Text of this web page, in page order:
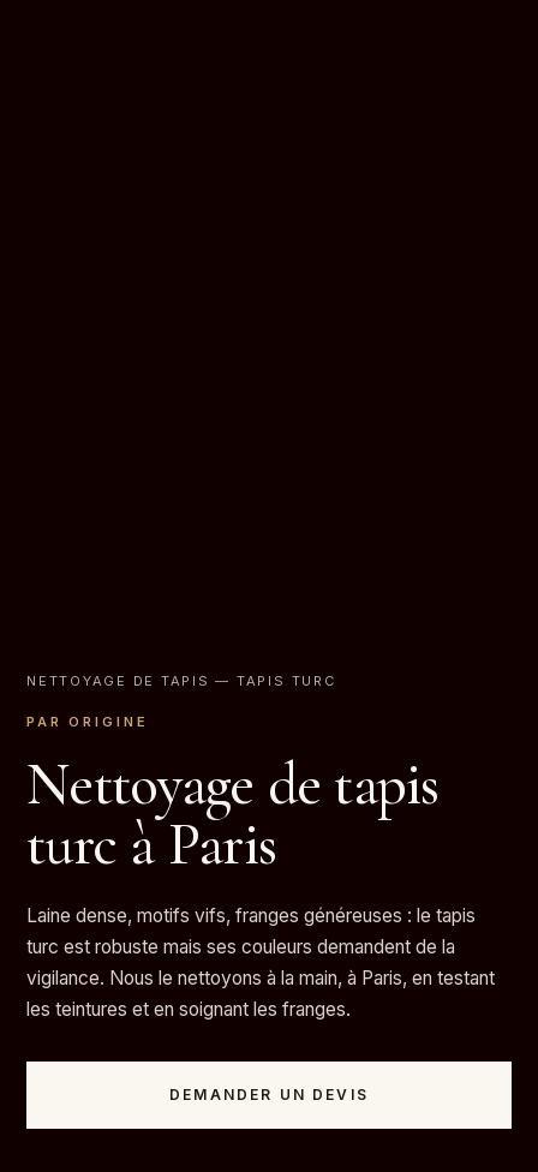
NETTOYAGE DE TAPIS — TAPIS TURC
PAR ORIGINE
Nettoyage de tapis
turc à Paris
Laine dense, motifs vifs, franges généreuses : le tapis
turc est robuste mais ses couleurs demandent de la
vigilance. Nous le nettoyons à la main, à Paris, en testant
les teintures et en soignant les franges.
DEMANDER UN DEVIS